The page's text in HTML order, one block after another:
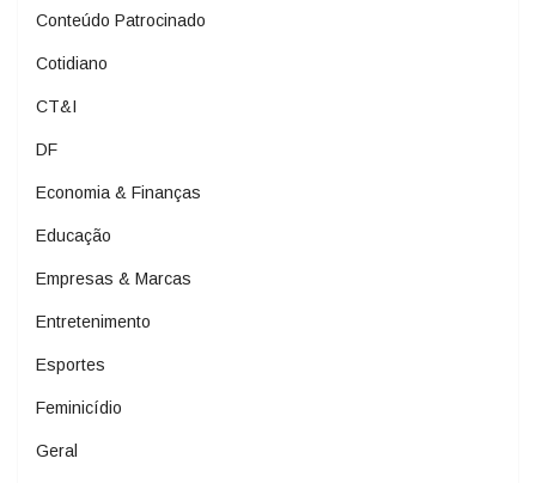
Conteúdo Patrocinado
Cotidiano
CT&I
DF
Economia & Finanças
Educação
Empresas & Marcas
Entretenimento
Esportes
Feminicídio
Geral